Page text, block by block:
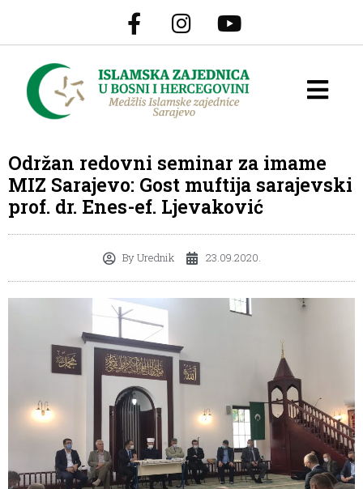
Održan redovni seminar za imame
MIZ Sarajevo: Gost muftija sarajevski
prof. dr. Enes-ef. Ljevaković
ByUrednik 23.09.2020.